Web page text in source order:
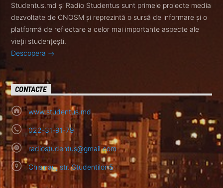
Studentus.md și Radio Studentus sunt primele proiecte media
dezvoltate de CNOSM și reprezintă o sursă de informare și o
platformă de reflectare a celor mai importante aspecte ale
vieții studențești.
Descopera
CONTACTE
www.studentus.md
022-31-91-79
radiostudentus@gmail.com
Chisinau, str. Studentilor 5